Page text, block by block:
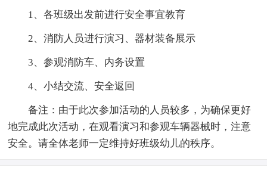
1、各班级出发前进行安全事宜教育
2、消防人员进行演习、器材装备展示
3、参观消防车、内务设置
4、小结交流、安全返回
备注：由于此次参加活动的人员较多，为确保更好
地完成此次活动，在观看演习和参观车辆器械时，注意
安全。请全体老师一定维持好班级幼儿的秩序。